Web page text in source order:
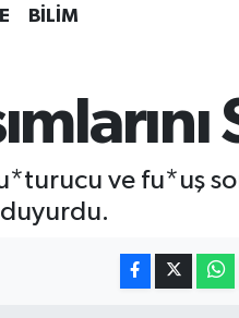
BİLİM
ve fu*uş
duyurdu.